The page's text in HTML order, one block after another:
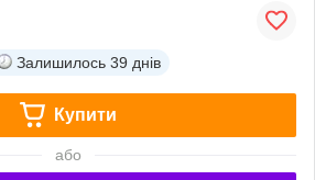
Залишилось 39 днів
Купити
або